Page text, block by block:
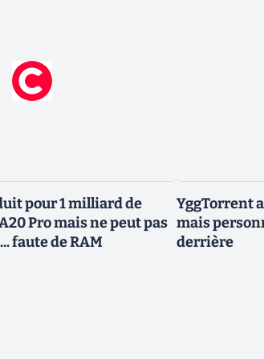
pour 1 milliard de
Pro mais ne peut pas
faute de RAM
YggTorrent
mais
derrière